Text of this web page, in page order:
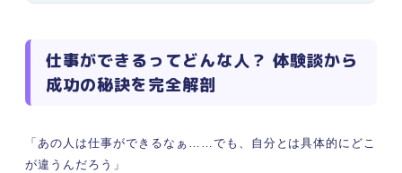
④時間とタスクの管理がうまい
⑤レスポンスがとにかく早い
ていることを聞いてみた！
「私は仕事ができないのかも」と落ち込んだ経験
仕事ができるってどんな人？ 体験談から
成功の秘訣を完全解剖
「あの人は仕事ができるなぁ……でも、自分とは具体的にどこ
が違うんだろう」